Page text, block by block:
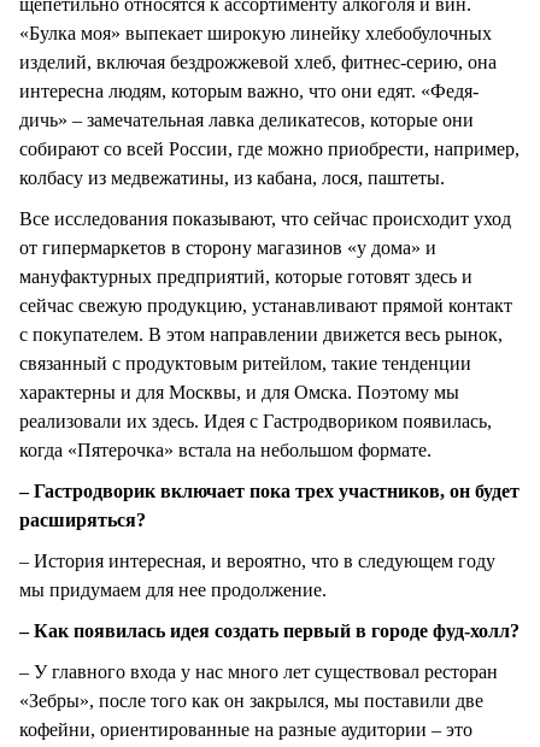
щепетильно относятся к ассортименту алкоголя и вин.
«Булка моя» выпекает широкую линейку хлебобулочных
изделий, включая бездрожжевой хлеб, фитнес-серию, она
интересна людям, которым важно, что они едят. «Федя-
дичь» – замечательная лавка деликатесов, которые они
собирают со всей России, где можно приобрести, например,
колбасу из медвежатины, из кабана, лося, паштеты.
Все исследования показывают, что сейчас происходит уход
от гипермаркетов в сторону магазинов «у дома» и
мануфактурных предприятий, которые готовят здесь и
сейчас свежую продукцию, устанавливают прямой контакт
с покупателем. В этом направлении движется весь рынок,
связанный с продуктовым ритейлом, такие тенденции
характерны и для Москвы, и для Омска. Поэтому мы
реализовали их здесь. Идея с Гастродвориком появилась,
когда «Пятерочка» встала на небольшом формате.
– Гастродворик включает пока трех участников, он будет
расширяться?
– История интересная, и вероятно, что в следующем году
мы придумаем для нее продолжение.
– Как появилась идея создать первый в городе фуд-холл?
– У главного входа у нас много лет существовал ресторан
«Зебры», после того как он закрылся, мы поставили две
кофейни, ориентированные на разные аудитории – это